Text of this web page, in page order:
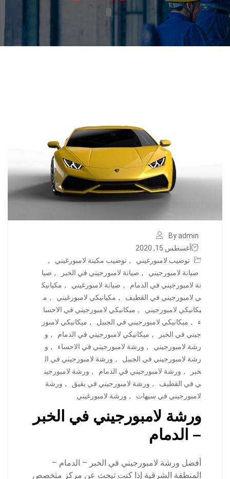
By admin
أغسطس 15, 2020
توضيب لامبورغيني
, توضيب مكينة لامبورغيني
,
صيانة لامبورجيني
, صيانة لامبورجيني في الخبر , صيا
نة لامبورجيني في الدمام
, صيانة لامبورغيني , مكيانيك
ي لامبورجيني في القطيف
, مكيانيكي لامبورغيني , م
يكانيكي لامبورجيني
, ميكانيكي لامبورجيني في الاحسا
ء
, ميكانيكي لامبورجيني في الجبيل , ميكانيكي لامبور
جيني في الخبر
, ميكانيكي لامبورجيني في الدمام , و
رشة لامبورجيني
, ورشة لامبورجيني في الاحساء , و
رشة لامبورجيني في الجبيل
, ورشة لامبورجيني في ال
خبر
, ورشة لامبورجيني في الدمام , ورشة لامبورجين
ي في القطيف
, ورشة لامبورجيني في بقيق , ورشة
لامبورجيني في سيهات
, ورشة لامبورغيني
ورشة لامبورجيني في الخبر
– الدمام
أفضل ورشة لامبورجيني في الخبر – الدمام –
المنطقة الشرقية إذا كنت تبحث عن مركز متخصص